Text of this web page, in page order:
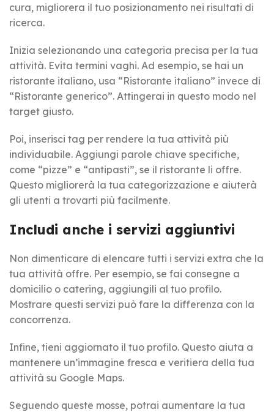
cura, migliorera il tuo posizionamento nei risultati di
ricerca.
Inizia selezionando una categoria precisa per la tua
attività. Evita termini vaghi. Ad esempio, se hai un
ristorante italiano, usa “Ristorante italiano” invece di
“Ristorante generico”. Attingerai in questo modo nel
target giusto.
Poi, inserisci tag per rendere la tua attività più
individuabile. Aggiungi parole chiave specifiche,
come “pizze” e “antipasti”, se il ristorante li offre.
Questo migliorerà la tua categorizzazione e aiuterà
gli utenti a trovarti più facilmente.
Includi anche i servizi aggiuntivi
Non dimenticare di elencare tutti i servizi extra che la
tua attività offre. Per esempio, se fai consegne a
domicilio o catering, aggiungili al tuo profilo.
Mostrare questi servizi può fare la differenza con la
concorrenza.
Infine, tieni aggiornato il tuo profilo. Questo aiuta a
mantenere un’immagine fresca e veritiera della tua
attività su Google Maps.
Seguendo queste mosse, potrai aumentare la tua